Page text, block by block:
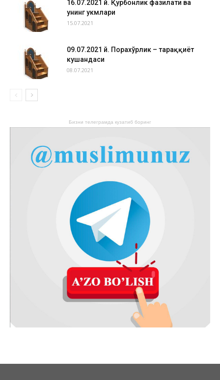
16.07.2021 й. Қурбонлик фазилати ва
унинг ҳукмлари
15.07.2021
09.07.2021 й. Порахўрлик – тараққиёт
кушандаси
08.07.2021
Бизни телеграмда кузатиб боринг